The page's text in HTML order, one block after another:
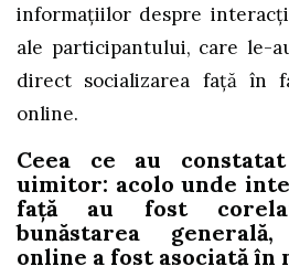
informațiilor despre
ale participantului, care le-
direct socializarea față în
online.
Ceea ce au
uimitor: acolo unde
față au fost
bunăstarea
online a fost asociată în